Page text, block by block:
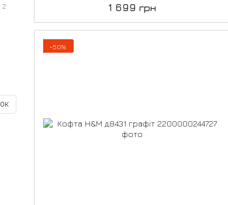
1 699 грн
−50%
2
ОК